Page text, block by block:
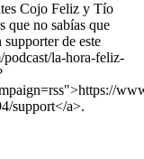
Cojo Feliz y Tío
que no sabías que
de este
la-hora-feliz-
support</a>.